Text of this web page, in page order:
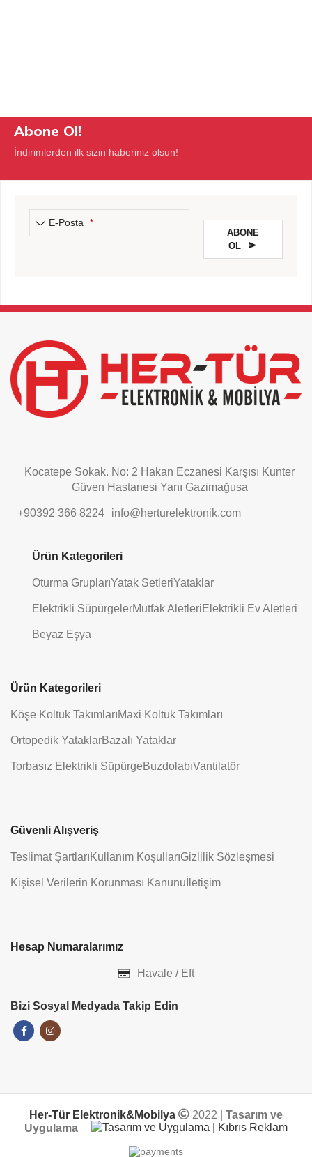
Abone Ol!
İndirimlerden ilk sizin haberiniz olsun!
E-Posta *
ABONE
OL
field
left
blank
Kocatepe Sokak. No: 2 Hakan Eczanesi Karşısı Kunter
Güven Hastanesi Yanı Gazimağusa
+90392 366 8224 info@herturelektronik.com
Ürün Kategorileri
Oturma GruplarıYatak SetleriYataklar
Elektrikli SüpürgelerMutfak AletleriElektrikli Ev Aletleri
Beyaz Eşya
Ürün Kategorileri
Köşe Koltuk TakımlarıMaxi Koltuk Takımları
Ortopedik YataklarBazalı Yataklar
Torbasız Elektrikli SüpürgeBuzdolabıVantilatör
Güvenli Alışveriş
Teslimat ŞartlarıKullanım KoşullarıGizlilik Sözleşmesi
Kişisel Verilerin Korunması Kanunu İletişim
Hesap Numaralarımız
Havale / Eft
Bizi Sosyal Medyada Takip Edin
Her-Tür Elektronik&Mobilya 2022 | Tasarım ve
Uygulama